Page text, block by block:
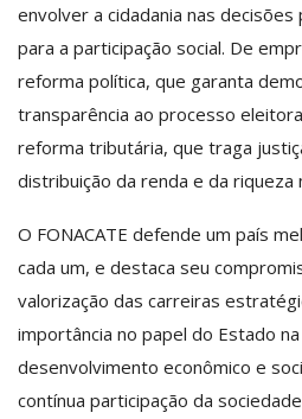
envolver a cidadania nas decisões
para a participação social. De
reforma política, que garanta
transparência ao processo
reforma tributária, que traga
distribuição da renda e da riqueza
O FONACATE defende um país
cada um, e destaca seu
valorização das carreiras
importância no papel do Estado
desenvolvimento econômico e
contínua participação da